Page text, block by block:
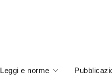
Leggi e norme